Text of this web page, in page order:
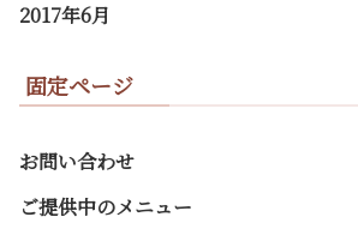
2017年6月
固定ページ
お問い合わせ
ご提供中のメニュー